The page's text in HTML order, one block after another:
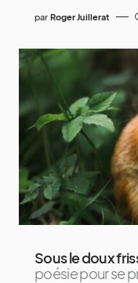
par Roger Juillerat
Sous le doux
poésie pour se